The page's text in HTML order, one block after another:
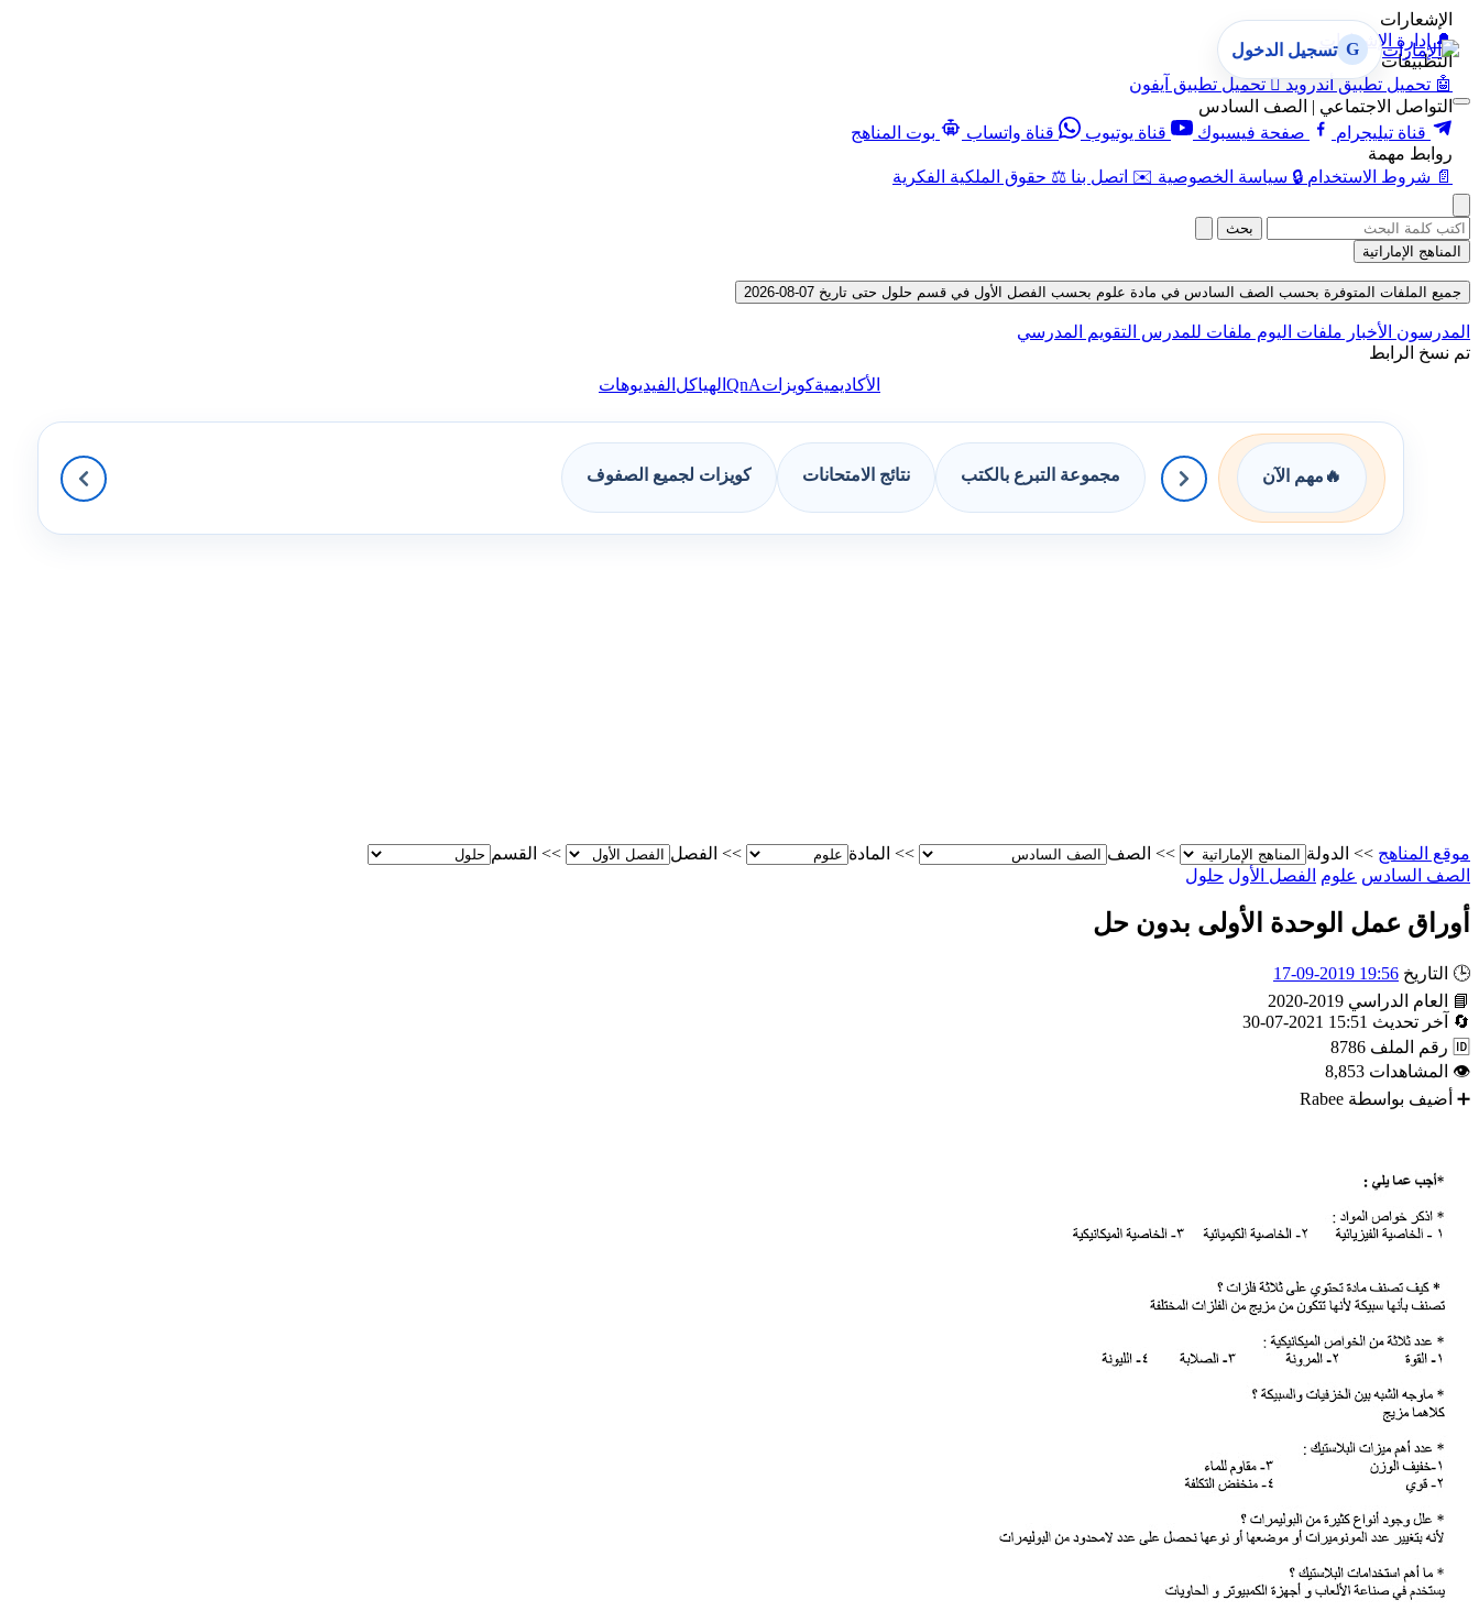
الإشعارات
🔔 إدارة الإشعارات
التطبيقات
🤖 تحميل تطبيق أندرويد  تحميل تطبيق آيفون
التواصل الاجتماعي | الصف السادس
قناة تيليجرام
صفحة فيسبوك قناة يوتيوب قناة واتساب
بوت المناهج
روابط مهمة
📄 شروط الاستخدام 🔒 سياسة الخصوصية ✉️ اتصل بنا ⚖️ حقوق الملكية الفكرية
G تسجيل الدخول
بحث
المناهج الإماراتية
جميع الملفات المتوفرة بحسب الصف السادس في مادة علوم بحسب الفصل الأول في قسم حلول حتى تاريخ 07-08-2026
المدرسون الأخبار ملفات اليوم ملفات للمدرس التقويم المدرسي
تم نسخ الرابط
الأكاديميةكويزاتQnA الهياكل الفيديوهات
🔥 مهم الآن مجموعة التبرع بالكتب نتائج الامتحانات كويزات لجميع الصفوف
موقع المناهج >> الدولة >> الصف >> المادة >> الفصل >> القسم
الصف السادس علوم الفصل الأول حلول
أوراق عمل الوحدة الأولى بدون حل
🕒 التاريخ 19:56 2019-09-17
📘
العام الدراسي 2019-2020
🔄
آخر تحديث 15:51 2021-07-30
🆔 رقم الملف 8786
👁 المشاهدات 8,853
➕ أضيف بواسطة Rabee